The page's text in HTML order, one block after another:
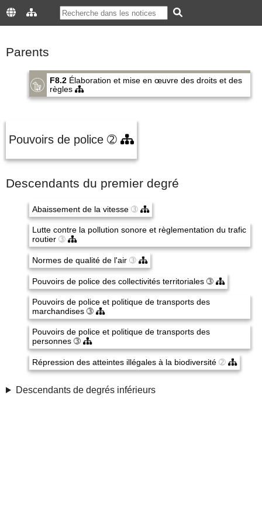
Parents
F8.2 Élaboration et mise en œuvre des droits et des
règles
Pouvoirs de police ➁
Descendants du premier degré
Abaissement de la vitesse ➂
Lutte contre la pollution sonore et règlementation du trafic
routier ➂
Normes de qualité de l'air ➂
Pouvoirs de police des collectivités territoriales ➂
Pouvoirs de police et politique de transports des
marchandises ➂
Pouvoirs de police et politique de transports des
personnes ➂
Répression des atteintes illégales à la biodiversité ➁
Descendants de degrés inférieurs